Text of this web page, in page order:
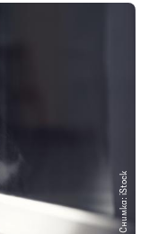
Снимка: iStock